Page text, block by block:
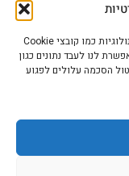
כדי לספק את החוויה הטובה ביותר, אנו משתמשים בטכנולוגיות כמו קובצי Cookie
לנו לעבד נתונים כגון
הסכמה עלולים לפגוע